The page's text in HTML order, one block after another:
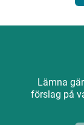
Lämna
förslag på